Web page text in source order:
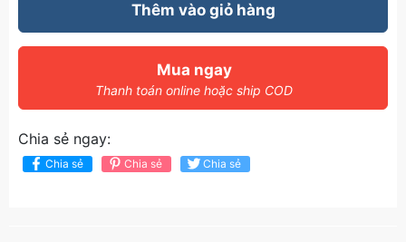
Thêm vào giỏ hàng
Mua ngay
Thanh toán online hoặc ship COD
Chia sẻ ngay:
Chia sẻ Chia sẻ Chia sẻ